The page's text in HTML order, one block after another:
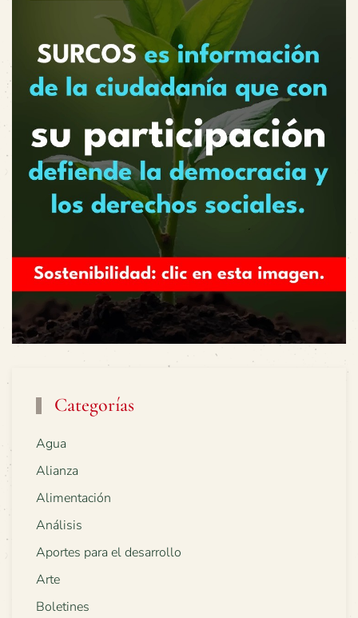
Categorías
Agua
Alianza
Alimentación
Análisis
Aportes para el desarrollo
Arte
Boletines